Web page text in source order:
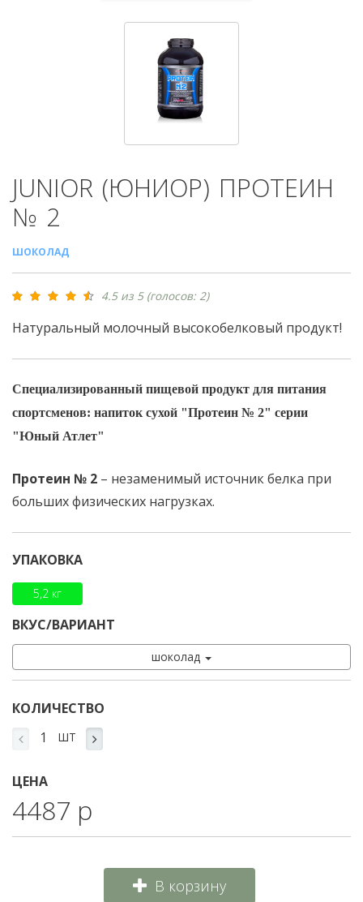
JUNIOR (ЮНИОР) ПРОТЕИН
№ 2
ШОКОЛАД
4.5 из 5 (голосов: 2)
Натуральный молочный высокобелковый продукт!
Специализированный пищевой продукт для питания
спортсменов: напиток сухой "Протеин № 2" серии
"Юный Атлет"
Протеин № 2 – незаменимый источник белка при
больших физических нагрузках.
УПАКОВКА
5,2 кг
ВКУС/ВАРИАНТ
шоколад
КОЛИЧЕСТВО
ШТ
ЦЕНА
4487 р
В корзину